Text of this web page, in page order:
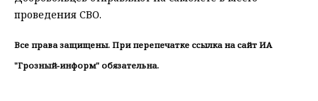
проведения СВО.
Все права защищены. При перепечатке ссылка на сайт ИА
"Грозный-информ" обязательна.